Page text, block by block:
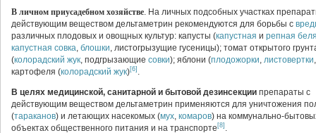
В личном приусадебном хозяйстве. На личных подсобных участках
действующим веществом дельтаметрин рекомендуются для борьбы с
различных плодовых и овощных культур: капусты (капустная и репная
капустная совка, блошки, листогрызущие гусеницы); томат открытого
(колорадский жук, подгрызающие совки); яблони (плодожорки, листовертки
картофеля (колорадский жук)[6] .
В целях медицинской, санитарной и бытовой дезинсекции препараты с
действующим веществом дельтаметрин применяются для уничтожения
(тараканов) и летающих насекомых (мух, комаров) на коммунально-
объектах общественного питания и на транспорте [8] .